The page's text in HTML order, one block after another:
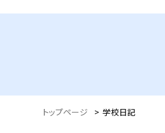
トップページ > 学校日記